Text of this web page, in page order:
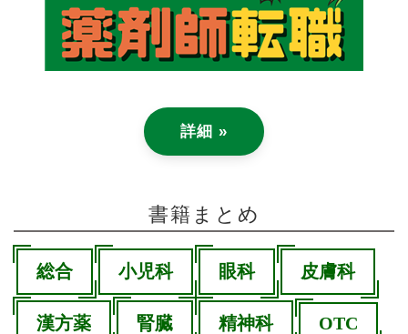
詳細 »
書籍まとめ
総合 小児科 眼科 皮膚科
漢方薬 腎臓 精神科 OTC